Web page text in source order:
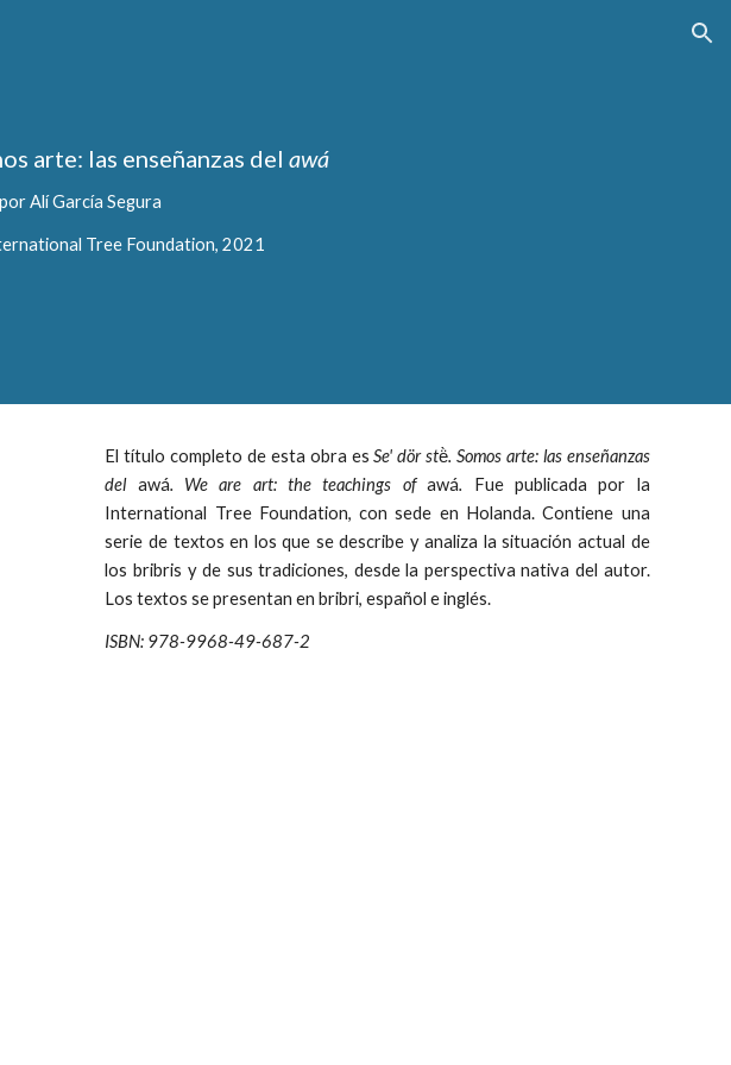
arte: las enseñanzas del awá
por Alí García Segura
Tree Foundation, 2021
El título completo de esta obra esSe' dör stë̀. Somos arte: las enseñanzas
del awá. We are art: the teachings ofawá. Fue publicada por la
International Tree Foundation, con sede en Holanda. Contiene una
serie de textos en los que se describe y analiza la situación actual de
los bribris y de sus tradiciones, desde la perspectiva nativa del autor.
Los textos se presentan en bribri, español e inglés.
ISBN: 978-9968-49-687-2